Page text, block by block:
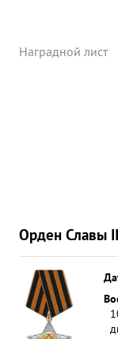
Наградной лист
Орден Славы